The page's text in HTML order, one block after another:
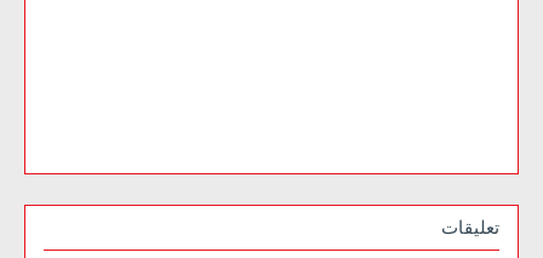
تعليقات